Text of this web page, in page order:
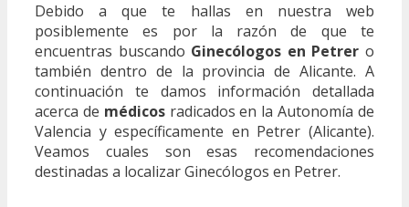
Debido a que te hallas en nuestra web
posiblemente es por la razón de que te
encuentras buscando Ginecólogos en Petrer o
también dentro de la provincia de Alicante. A
continuación te damos información detallada
acerca de médicosradicados en la Autonomía de
Valencia y específicamente en Petrer (Alicante).
Veamos cuales son esas recomendaciones
destinadas a localizar Ginecólogos en Petrer.